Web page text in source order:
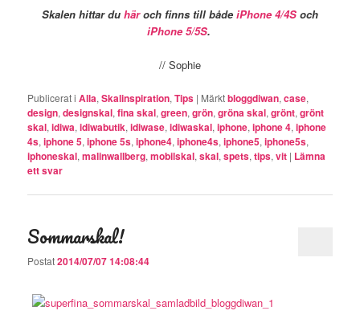
Skalen hittar du häroch finns till både iPhone 4/4S och
iPhone 5/5S.
// Sophie
Publicerat i Alla,Skalinspiration,Tips | Märktbloggdiwan,case,
design,designskal,fina skal,green,grön,gröna skal,grönt,grönt
skal,idiwa,idiwabutik,idiwase,idiwaskal,iphone,iphone 4,iphone
4s,iphone 5,iphone 5s,iphone4,iphone4s,iphone5,iphone5s,
iphoneskal,malinwallberg,mobilskal,skal,spets,tips,vit | Lämna
ett svar
Sommarskal!
Postat2014/07/07 14:08:44